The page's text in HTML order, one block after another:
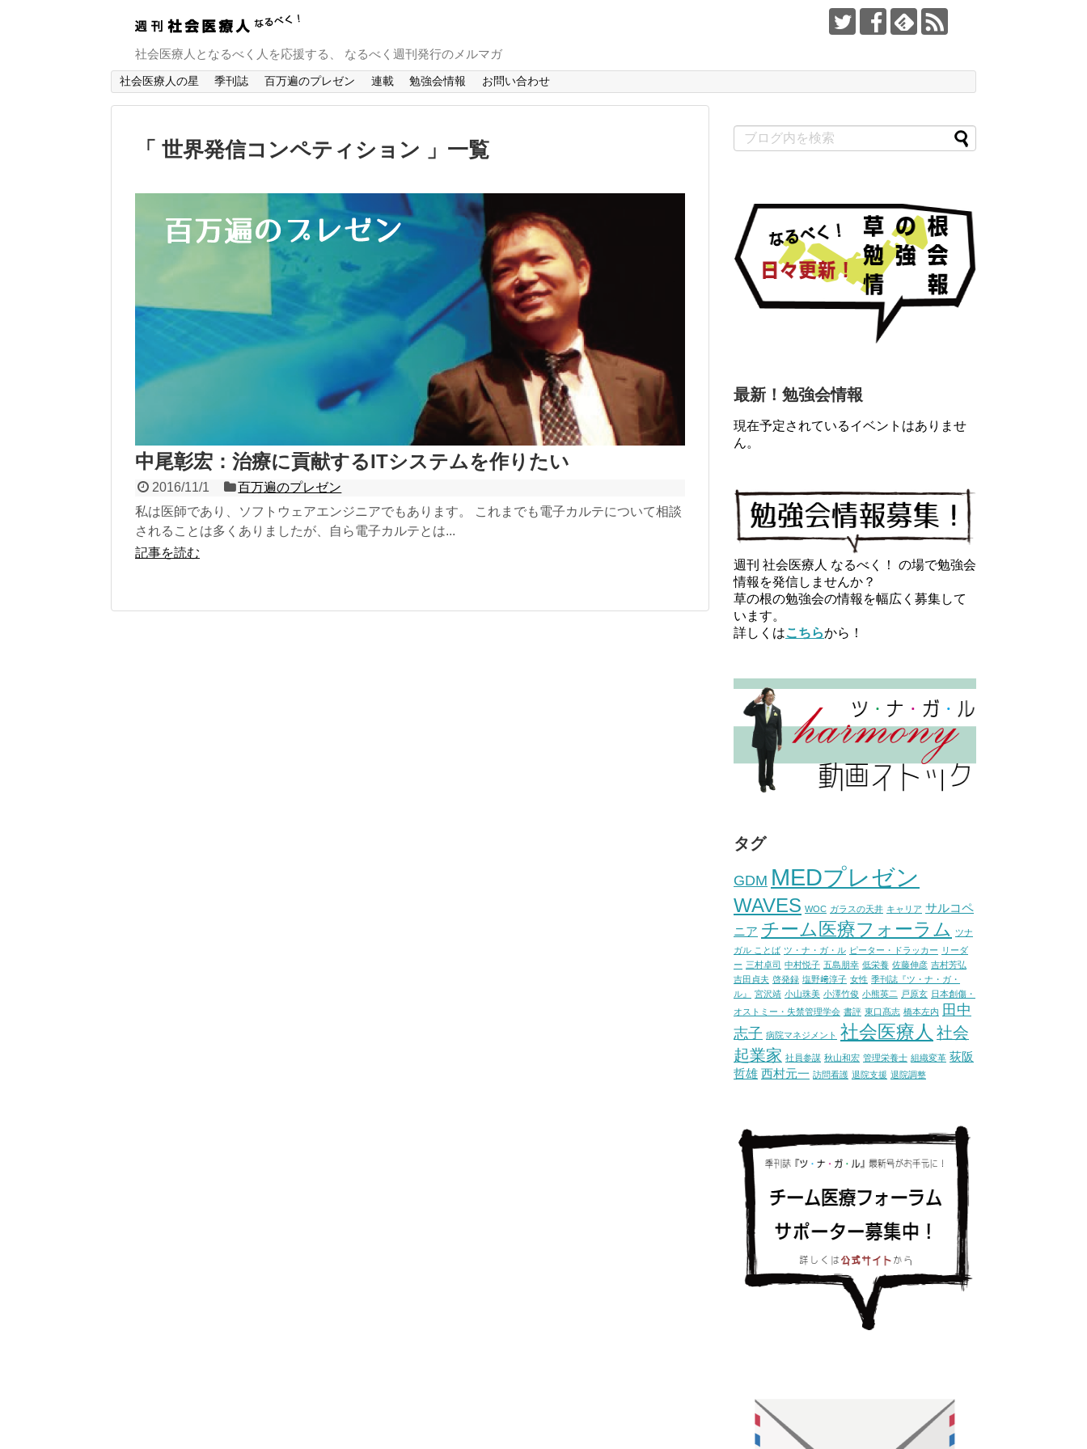
社会医療人となるべく人を応援する、 なるべく週刊発行のメルマガ
社会医療人の星 季刊誌 百万遍のプレゼン 連載 勉強会情報 お問い合わせ
「 世界発信コンペティション 」一覧
中尾彰宏：治療に貢献するITシステムを作りたい
2016/11/1
百万遍のプレゼン
私は医師であり、ソフトウェアエンジニアでもあります。 これまでも電子カルテについて相談
されることは多くありましたが、自ら電子カルテとは...
記事を読む
最新！勉強会情報
現在予定されているイベントはありませ
ん。
週刊 社会医療人 なるべく！ の場で勉強会
情報を発信しませんか？
草の根の勉強会の情報を幅広く募集して
います。
詳しくはこちらから！
タグ
GDM MEDプレゼン
WAVES WOC ガラスの天井 キャリア サルコペ
ニア チーム医療フォーラム
ツナ
ガル ことば ツ・ナ・ガ・ル ピーター・ドラッカー リーダ
ー 三村卓司 中村悦子 五島朋幸 低栄養 佐藤伸彦 吉村芳弘
吉田貞夫 啓発録 塩野﨑淳子 女性 季刊誌『ツ・ナ・ガ・
ル』
宮沢靖 小山珠美 小澤竹俊 小熊英二 戸原玄 日本創傷・
オストミー・失禁管理学会 書評 東口髙志 橋本左内
田中
志子 病院マネジメント 社会医療人 社会
起業家 社員参謀 秋山和宏 管理栄養士 組織変革 荻阪
哲雄 西村元一 訪問看護 退院支援 退院調整